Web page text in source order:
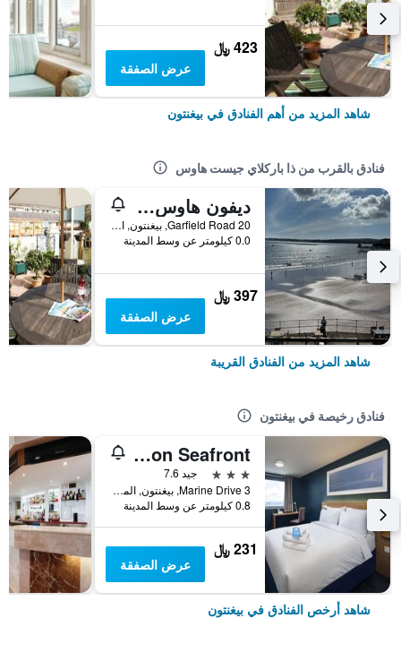
423 ﷼
عرض الصفقة
شاهد المزيد من أهم الفنادق في بيغنتون
فنادق بالقرب من ذا باركلاي جيست هاوس
ديفون هاوس جيست هاوس
20 Garfield Road, بيغنتون, المملكة المتحدة
0.0 كيلومتر عن وسط المدينة
397 ﷼
عرض الصفقة
شاهد المزيد من الفنادق القريبة
فنادق رخيصة في بيغنتون
Travelodge Paignton Seafront
3 نجوم
جيد 7.6
3 Marine Drive, بيغنتون, المملكة المتحدة
0.8 كيلومتر عن وسط المدينة
231 ﷼
عرض الصفقة
شاهد أرخص الفنادق في بيغنتون